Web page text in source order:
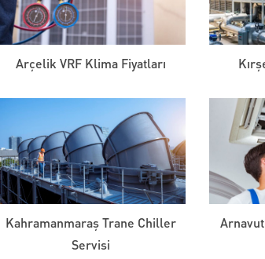
Arçelik VRF Klima Fiyatları
Kahramanmaraş Trane Chiller
Servisi